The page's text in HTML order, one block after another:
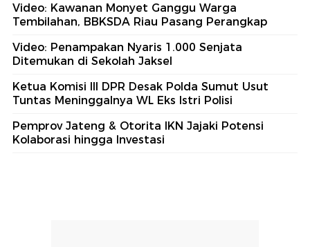
Video: Kawanan Monyet Ganggu Warga
Tembilahan, BBKSDA Riau Pasang Perangkap
Video: Penampakan Nyaris 1.000 Senjata
Ditemukan di Sekolah Jaksel
Ketua Komisi III DPR Desak Polda Sumut Usut
Tuntas Meninggalnya WL Eks Istri Polisi
Pemprov Jateng & Otorita IKN Jajaki Potensi
Kolaborasi hingga Investasi